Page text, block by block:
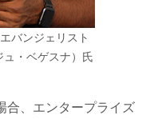
バンジェリスト
・ベゲスナ）氏
、エンタープライズ